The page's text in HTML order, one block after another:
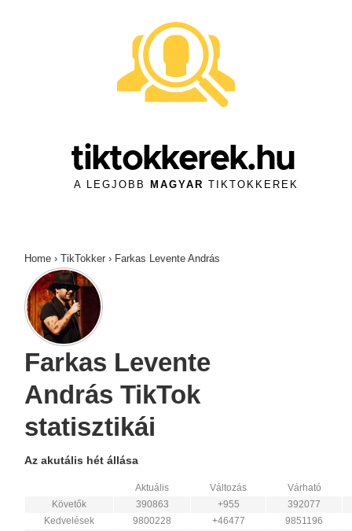
tiktokkerek.hu
A LEGJOBB MAGYAR TIKTOKKEREK
Home › TikTokker › Farkas Levente András
Farkas Levente
András TikTok
statisztikái
Az akutális hét állása
Aktuális Változás
Várható
Követők
390863 +955
392077
Kedvelések
9800228 +46477
9851196